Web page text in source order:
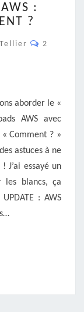
:
?
2
aborder le «
AWS avec
Comment ? »
astuces à ne
J’ai essayé un
les blancs, ça
: AWS